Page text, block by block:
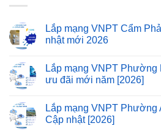
Lắp mạng VNPT Cẩm
nhật mới 2026
Lắp mạng VNPT Phường
ưu đãi mới năm [2026]
Lắp mạng VNPT Phường
Cập nhật [2026]